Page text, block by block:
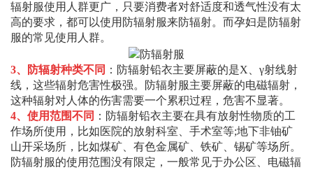
辐射服使用人群更广，只要消费者对舒适度和透气性没有太
高的要求，都可以使用防辐射服来防辐射。而孕妇是防辐射
服的常见使用人群。
3、防辐射种类不同 ：防辐射铅衣主要屏蔽的是X、γ射线射
线，这些辐射危害性极强。防辐射服主要屏蔽的电磁辐射，
这种辐射对人体的伤害需要一个累积过程，危害不显著。
4、使用范围不同 ：防辐射铅衣主要在具有放射性物质的工
作场所使用，比如医院的放射科室、手术室等;地下非铀矿
山开采场所，比如煤矿、有色金属矿、铁矿、锡矿等场所。
防辐射服的使用范围没有限定，一般常见于办公区、电磁辐